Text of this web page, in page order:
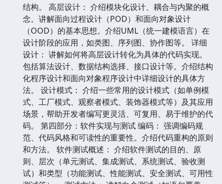
结构。 高层设计： 介绍模块化设计、耦合与内聚的概
念。讲解面向过程设计（POD）和面向对象设计
（OOD）的基本思想。介绍UML（统一建模语言）在
设计阶段的应用，如类图、序列图、协作图等。 详细
设计： 讲解如何将高层设计转化为具体的代码实现。
包括算法设计、数据结构选择、接口设计等。介绍结构
化程序设计和面向对象程序设计中详细设计的具体方
法。 设计模式： 介绍一些常用的设计模式（如单例模
式、工厂模式、观察者模式、装饰器模式等）及其应用
场景，帮助开发者编写更灵活、可复用、易于维护的代
码。 第四部分：软件实现与测试 编码： 强调编码规
范、代码风格和可读性的重要性。介绍代码重构的原则
和方法。 软件测试概述： 介绍软件测试的目的、原
则、层次（单元测试、集成测试、系统测试、验收测
试）和类型（功能测试、性能测试、安全测试、可用性